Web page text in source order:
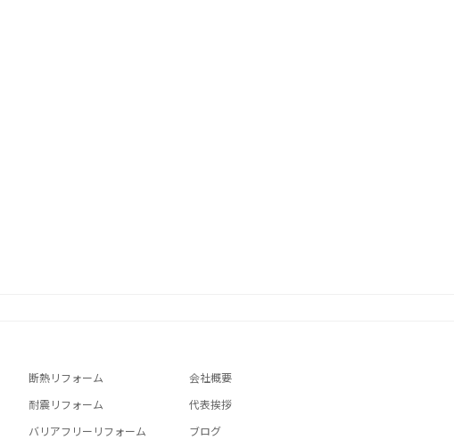
断熱リフォーム
耐震リフォーム
バリアフリーリフォーム
会社概要
代表挨拶
ブログ